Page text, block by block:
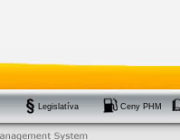
Legislatíva Ceny PHM